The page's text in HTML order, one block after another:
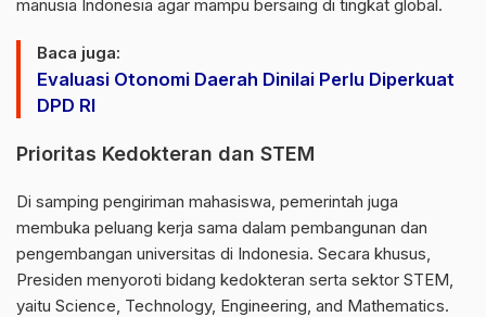
manusia Indonesia agar mampu bersaing di tingkat global.
Baca juga:
Evaluasi Otonomi Daerah Dinilai Perlu Diperkuat
DPD RI
Prioritas Kedokteran dan STEM
Di samping pengiriman mahasiswa, pemerintah juga
membuka peluang kerja sama dalam pembangunan dan
pengembangan universitas di Indonesia. Secara khusus,
Presiden menyoroti bidang kedokteran serta sektor STEM,
yaitu Science, Technology, Engineering, and Mathematics.